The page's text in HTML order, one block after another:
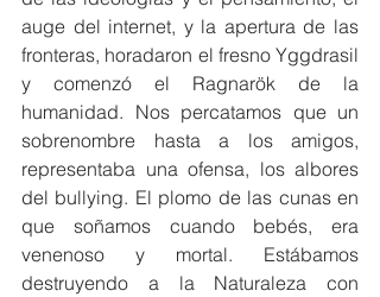
auge del internet, y la apertura de las
fronteras, horadaron el fresno Yggdrasil
y comenzó el Ragnarök de la
humanidad. Nos percatamos que un
sobrenombre hasta a los amigos,
representaba una ofensa, los albores
del bullying. El plomo de las cunas en
que soñamos cuando bebés, era
venenoso y mortal. Estábamos
destruyendo a la Naturaleza con